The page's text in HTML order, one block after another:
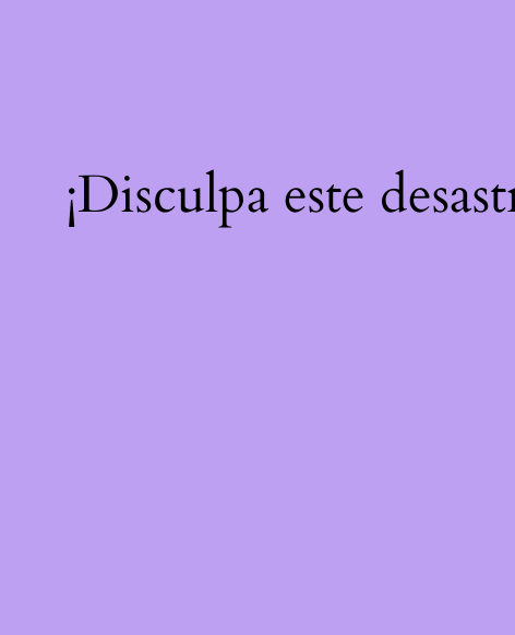
¡Disculpa este